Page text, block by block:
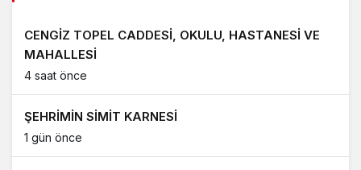
CENGİZ TOPEL CADDESİ, OKULU, HASTANESİ VE
MAHALLESİ
4 saat önce
ŞEHRİMİN SİMİT KARNESİ
1 gün önce